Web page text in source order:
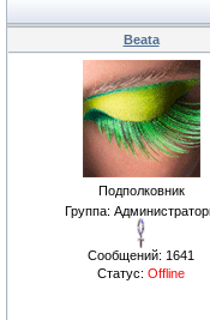
Beata
Подполковник
Группа:
Сообщений: 1641
Статус: Offline